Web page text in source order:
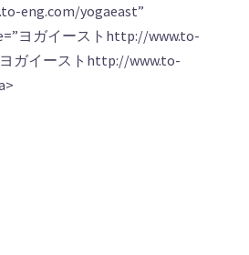
eng.com/yogaeast”
ヨガイーストhttp://www.to-
ガイーストhttp://www.to-